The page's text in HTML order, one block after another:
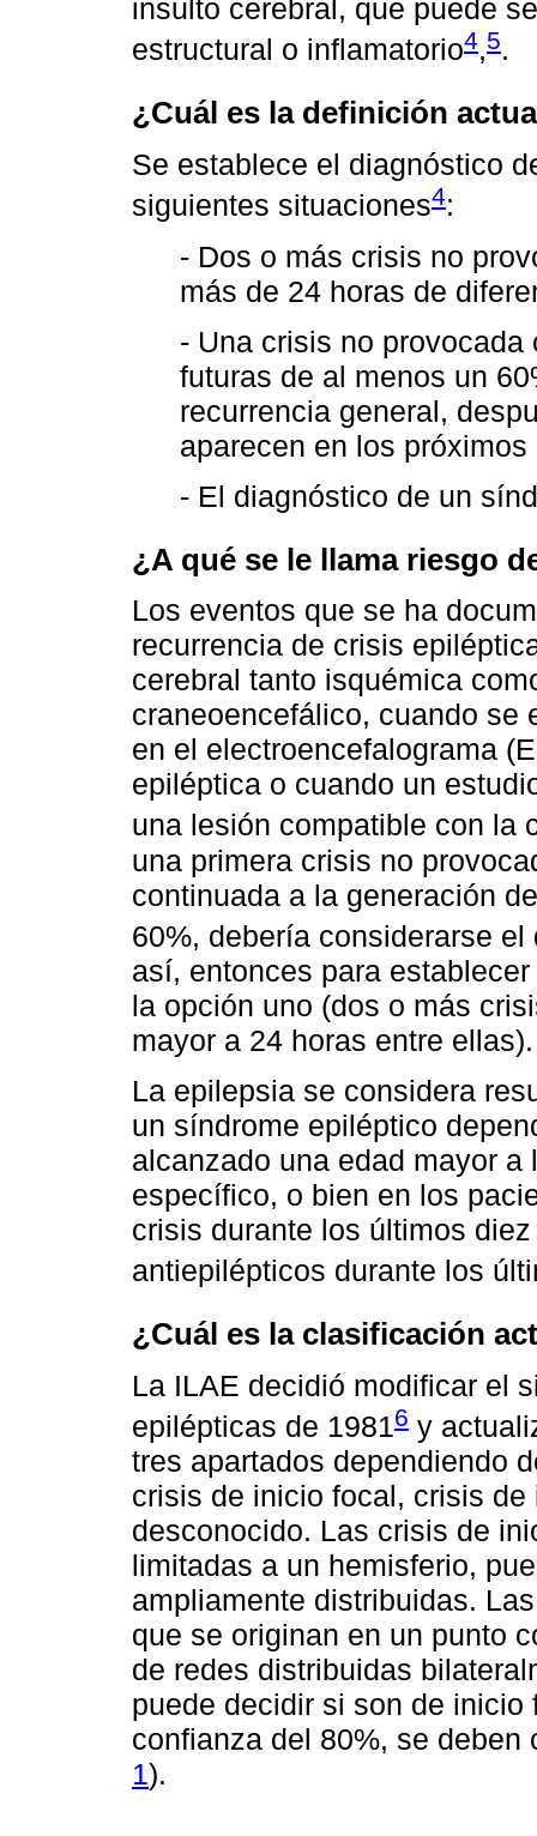
insulto cerebral, que puede
estructural o inflamatorio4,5.
¿Cuál es la definición
Se establece el diagnóstico
siguientes situaciones4:
- Dos o más crisis no
más de 24 horas de
- Una crisis no
futuras de al menos un
recurrencia general,
aparecen en los próximos
- El diagnóstico de un
¿A qué se le llama riesgo
Los eventos que se ha
recurrencia de crisis
cerebral tanto isquémica
craneoencefálico, cuando se
en el electroencefalograma
epiléptica o cuando un
una lesión compatible con la
una primera crisis no
continuada a la generación
60%, debería considerarse
así, entonces para
la opción uno (dos o más
mayor a 24 horas entre ellas).
La epilepsia se considera
un síndrome epiléptico
alcanzado una edad mayor
específico, o bien en los
crisis durante los últimos
antiepilépticos durante los
¿Cuál es la clasificación
La ILAE decidió modificar el
epilépticas de 19816 y
tres apartados dependiendo
crisis de inicio focal, crisis
desconocido. Las crisis de
limitadas a un hemisferio,
ampliamente distribuidas.
que se originan en un punto
de redes distribuidas
puede decidir si son de
confianza del 80%, se
1).